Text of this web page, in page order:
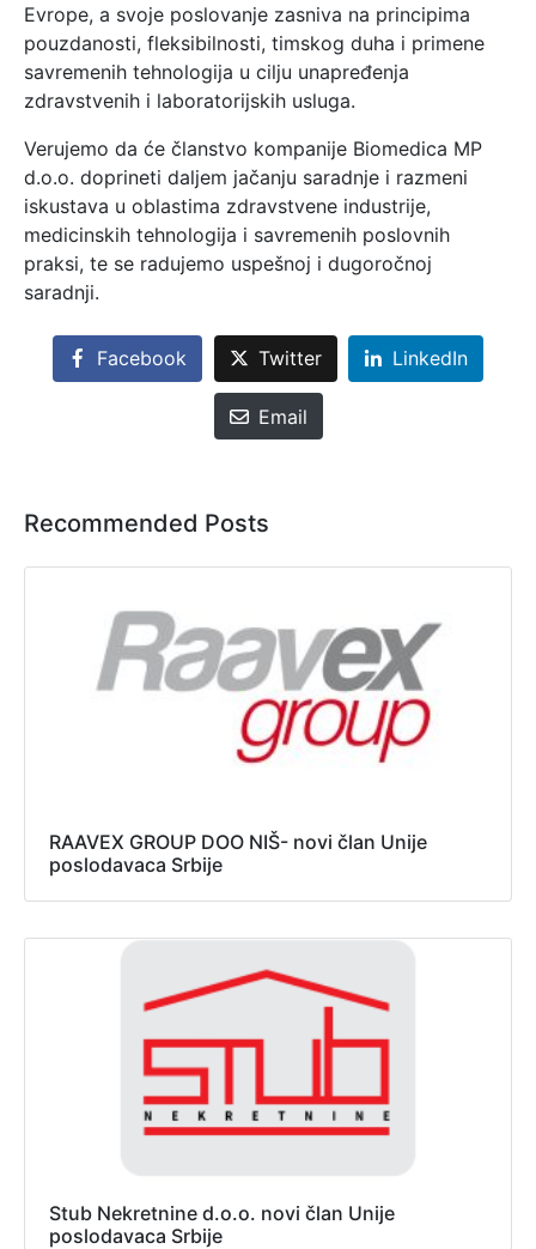
Evrope, a svoje poslovanje zasniva na principima
pouzdanosti, fleksibilnosti, timskog duha i primene
savremenih tehnologija u cilju unapređenja
zdravstvenih i laboratorijskih usluga.
Verujemo da će članstvo kompanije Biomedica MP
d.o.o. doprineti daljem jačanju saradnje i razmeni
iskustava u oblastima zdravstvene industrije,
medicinskih tehnologija i savremenih poslovnih
praksi, te se radujemo uspešnoj i dugoročnoj
saradnji.
Facebook Twitter LinkedIn
Email
Recommended Posts
RAAVEX GROUP DOO NIŠ- novi član Unije
poslodavaca Srbije
Stub Nekretnine d.o.o. novi član Unije
poslodavaca Srbije